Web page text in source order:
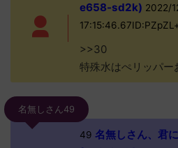
e658-sd2k) 2022/
>>30
特殊水はぺリッパー
名無しさん49
49 名無しさん、君